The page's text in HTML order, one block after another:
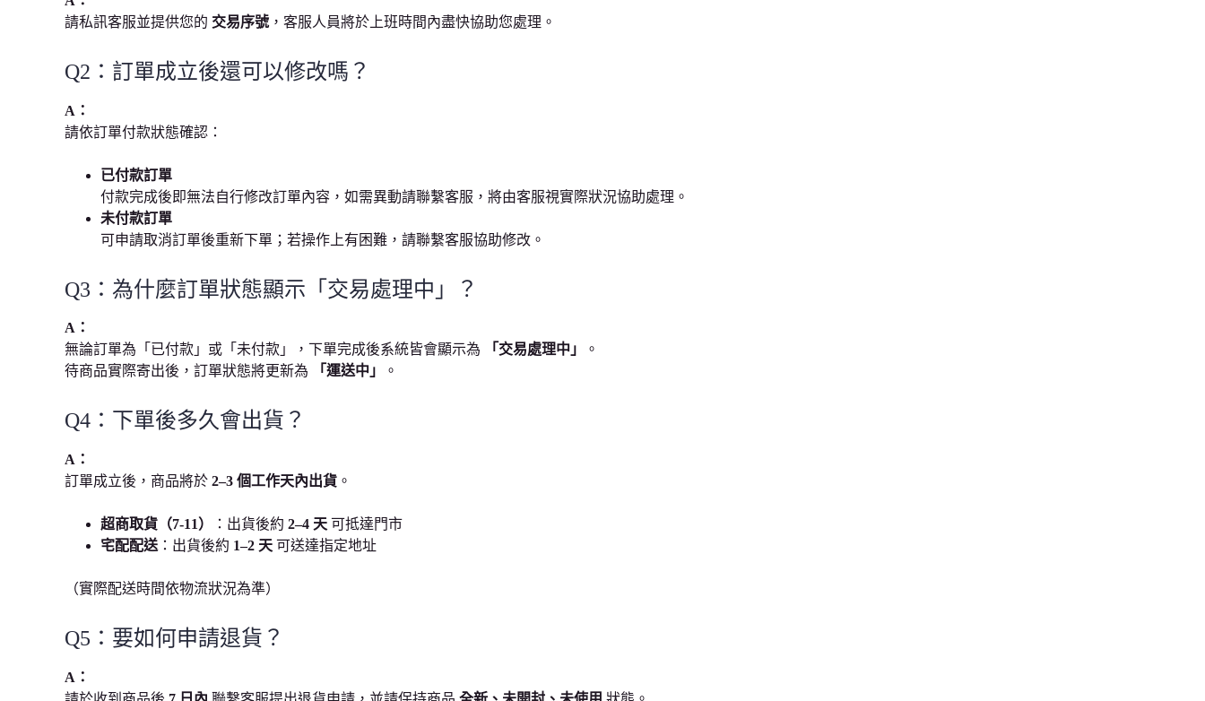
請私訊客服並提供您的 交易序號，客服人員將於上班時間內盡快協助您處理。
Q2：訂單成立後還可以修改嗎？
A：
請依訂單付款狀態確認：
已付款訂單
付款完成後即無法自行修改訂單內容，如需異動請聯繫客服，將由客服視實際狀況協助處理。
未付款訂單
可申請取消訂單後重新下單；若操作上有困難，請聯繫客服協助修改。
Q3：為什麼訂單狀態顯示「交易處理中」？
A：
無論訂單為「已付款」或「未付款」，下單完成後系統皆會顯示為
「交易處理中」
。
待商品實際寄出後，訂單狀態將更新為
「運送中」 。
Q4：下單後多久會出貨？
A：
訂單成立後，商品將於 2–3 個工作天內出貨 。
超商取貨（7-11） ：出貨後約 2–4 天 可抵達門市
宅配配送 ：出貨後約 1–2 天 可送達指定地址
（實際配送時間依物流狀況為準）
Q5：要如何申請退貨？
A：